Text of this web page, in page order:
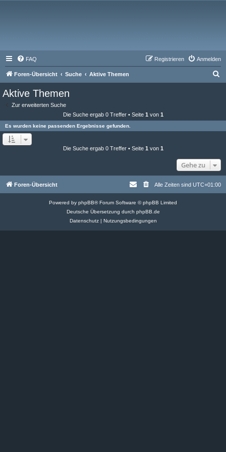
FAQ Anmelden
Registrieren
Foren-Übersicht Suche Aktive Themen
e
Aktive Themen
Zur erweiterten Suche
Die Suche ergab 0 Treffer • Seite 1 von 1
Es wurden keine passenden Ergebnisse gefunden.
Die Suche ergab 0 Treffer • Seite 1 von 1
Gehe zu
Foren-Übersicht Alle Zeiten sind UTC+01:00
Powered by phpBB® Forum Software © phpBB Limited
Deutsche Übersetzung durch phpBB.de
Datenschutz| Nutzungsbedingungen